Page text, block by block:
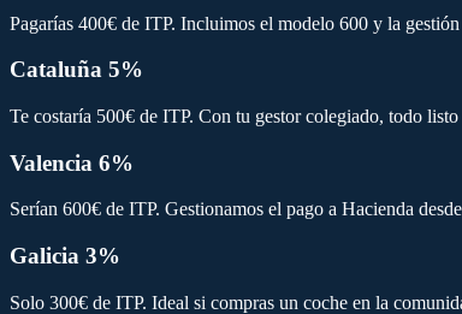
Pagarías 400€ de ITP. Incluimos el modelo 600 y la
Cataluña 5%
Te costaría 500€ de ITP. Con tu gestor colegiado, todo listo
Valencia 6%
Serían 600€ de ITP. Gestionamos el pago a Hacienda
Galicia 3%
Solo 300€ de ITP. Ideal si compras un coche en la